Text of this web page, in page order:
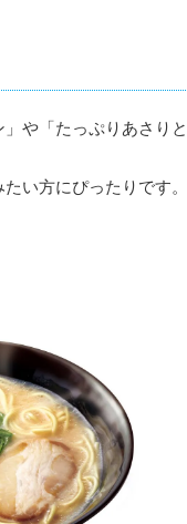
や「たっぷりあさり
い方にぴったりです。